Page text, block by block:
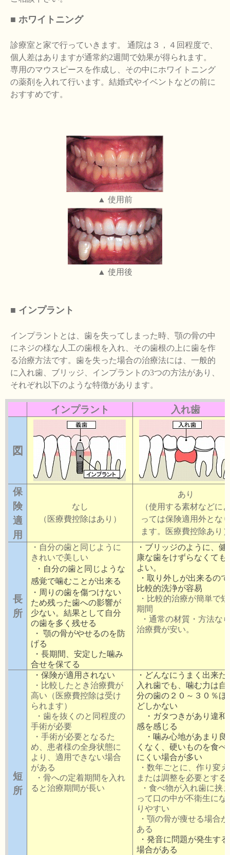
■ ホワイトニング
診療室と家で行っていきます。 通院は３，４回程度で、
個人差はありますが通常約2週間で効果が得られます。
専用のマウスピースを作成し、その中にホワイトニング
の薬剤を入れて行います。結婚式やイベントなどの前に
おすすめです。
▲ 使用前
▲ 使用後
■ インプラント
インプラントとは、歯を失ってしまった時、顎の骨の中
にネジの様な人工の歯根を入れ、その歯根の上に歯を作
る治療方法です。歯を失った場合の治療法には、一般的
に入れ歯、ブリッジ、インプラントの3つの方法があり、
それぞれ以下のような特徴があります。
インプラント 入れ歯
図
保
険
適
用
なし
（医療費控除はあり）
あり
（使用する素材などに
っては保険適用外とな
ます。医療費控除あり
長
所
・自分の歯と同じように
きれいで美しい
・自分の歯と同じような
感覚で噛むことが出来る
・周りの歯を傷つけない
ため残った歯への影響が
少ない。結果として自分
の歯を多く残せる
・ 顎の骨がやせるのを防
げる
・長期間、安定した噛み
合せを保てる
・ブリッジのように、健
康な歯をけずらなくても
よい。
・取り外しが出来るので
比較的洗浄が容易
・比較的治療が簡単で短
期間
・通常の材質・方法な
治療費が安い。
短
所
・保険が適用されない
・比較したとき治療費が
高い（医療費控除は受け
られます）
・歯を抜くのと同程度の
手術が必要
・手術が必要となるた
め、患者様の全身状態に
より、適用できない場合
がある
・骨への定着期間を入れ
ると治療期間が長い
・どんなにうまく出来た
入れ歯でも、噛む力は自
分の歯の２０～３０％ほ
どしかない
・ガタつきがあり違和
感を感じる
・噛み心地があまり良
くなく、硬いものを食べ
にくい場合が多い
・数年ごとに、作り変え
または調整を必要とする
・食べ物が入れ歯に挟
って口の中が不衛生にな
りやすい
・顎の骨が痩せる場合が
ある
・発音に問題が発生する
場合がある